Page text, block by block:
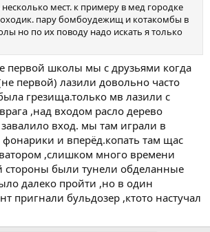
мест. к примеру в мед городке
пару бомбоудежищ и котакомбы в
но по их поводу надо искать я только
первой школы мы с друзьями когда
первой) лазили довольно часто
грезища.только мв лазили с
,над входом расло дерево
вход. мы там играли в
и вперёд.копать там щас
,слишком много времени
стороны были тунели обделанные
далеко пройти ,но в один
пригнали бульдозер ,ктото настучал